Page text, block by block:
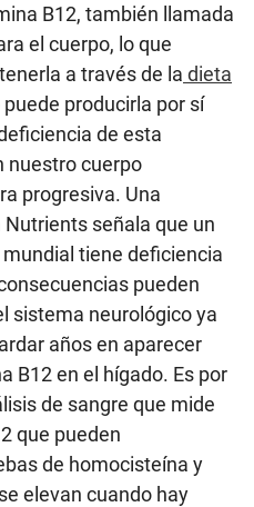
B12, también llamada
el cuerpo, lo que
a través de la dieta
producirla por sí
de esta
nuestro cuerpo
progresiva. Una
señala que un
tiene deficiencia
pueden
sistema neurológico ya
años en aparecer
B12 en el hígado. Es por
de sangre que mide
que pueden
de homocisteína y
elevan cuando hay